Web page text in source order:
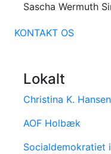
Sascha Wermuth
KONTAKT OS
Lokalt
Christina K.
AOF Holbæk
Socialdemokratiet